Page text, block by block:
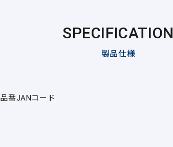
SPECIFICATION
製品仕様
品番JANコード